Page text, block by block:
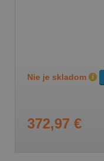
Nie je skladom
372,97 €